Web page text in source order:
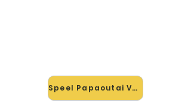
Speel Papaoutai V1 mee →